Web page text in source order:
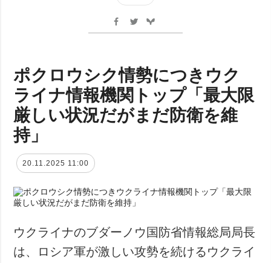
ポクロウシク情勢につきウク
ライナ情報機関トップ「最大限
厳しい状況だがまだ防衛を維
持」
20.11.2025 11:00
ウクライナのブダーノウ国防省情報総局局長
は、ロシア軍が激しい攻勢を続けるウクライ